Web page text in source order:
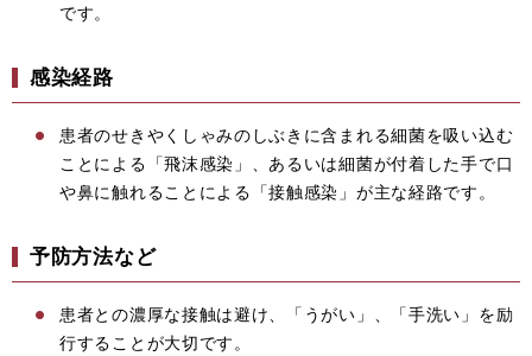
です。
感染経路
患者のせきやくしゃみのしぶきに含まれる細菌を吸い込む
ことによる「飛沫感染」、あるいは細菌が付着した手で口
や鼻に触れることによる「接触感染」が主な経路です。
予防方法など
患者との濃厚な接触は避け、「うがい」、「手洗い」を励
行することが大切です。